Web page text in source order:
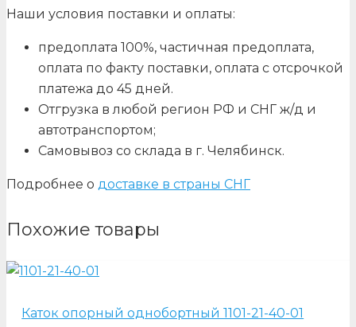
Наши условия поставки и оплаты:
предоплата 100%, частичная предоплата,
оплата по факту поставки, оплата с отсрочкой
платежа до 45 дней.
Отгрузка в любой регион РФ и СНГ ж/д и
автотранспортом;
Самовывоз со склада в г. Челябинск.
Подробнее о доставке в страны СНГ
Похожие товары
Каток опорный однобортный 1101-21-40-01